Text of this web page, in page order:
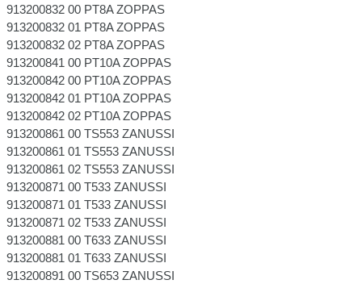
913200832 00 PT8A ZOPPAS
913200832 01 PT8A ZOPPAS
913200832 02 PT8A ZOPPAS
913200841 00 PT10A ZOPPAS
913200842 00 PT10A ZOPPAS
913200842 01 PT10A ZOPPAS
913200842 02 PT10A ZOPPAS
913200861 00 TS553 ZANUSSI
913200861 01 TS553 ZANUSSI
913200861 02 TS553 ZANUSSI
913200871 00 T533 ZANUSSI
913200871 01 T533 ZANUSSI
913200871 02 T533 ZANUSSI
913200881 00 T633 ZANUSSI
913200881 01 T633 ZANUSSI
913200891 00 TS653 ZANUSSI